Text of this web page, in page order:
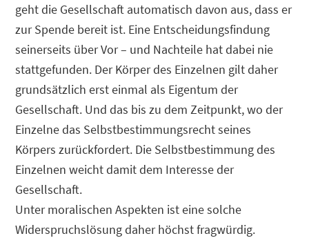
geht die Gesellschaft automatisch davon aus, dass er
zur Spende bereit ist. Eine Entscheidungsfindung
seinerseits über Vor – und Nachteile hat dabei nie
stattgefunden. Der Körper des Einzelnen gilt daher
grundsätzlich erst einmal als Eigentum der
Gesellschaft. Und das bis zu dem Zeitpunkt, wo der
Einzelne das Selbstbestimmungsrecht seines
Körpers zurückfordert. Die Selbstbestimmung des
Einzelnen weicht damit dem Interesse der
Gesellschaft.
Unter moralischen Aspekten ist eine solche
Widerspruchslösung daher höchst fragwürdig.